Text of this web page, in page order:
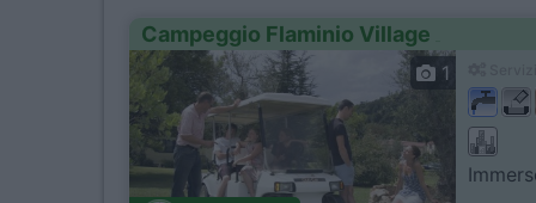
Campeggio Flaminio Village
1